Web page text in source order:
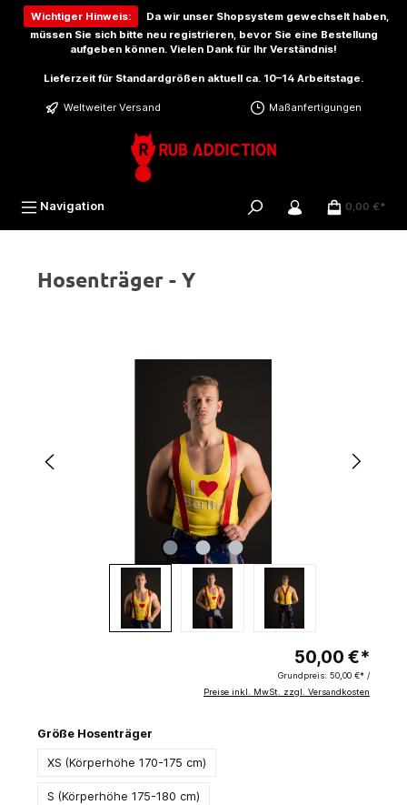
springen
Wichtiger Hinweis:
Da wir unser Shopsystem gewechselt haben,
müssen Sie sich bitte neu registrieren, bevor Sie eine Bestellung
aufgeben können. Vielen Dank für Ihr Verständnis!
Lieferzeit für Standardgrößen aktuell ca. 10–14 Arbeitstage.
Weltweiter Versand Maßanfertigungen
Navigation 0,00 €*
Hosenträger - Y
50,00 €*
Grundpreis: 50,00 €* /
Preise inkl. MwSt. zzgl. Versandkosten
Größe Hosenträger
XS (Körperhöhe 170-175 cm)
S (Körperhöhe 175-180 cm)